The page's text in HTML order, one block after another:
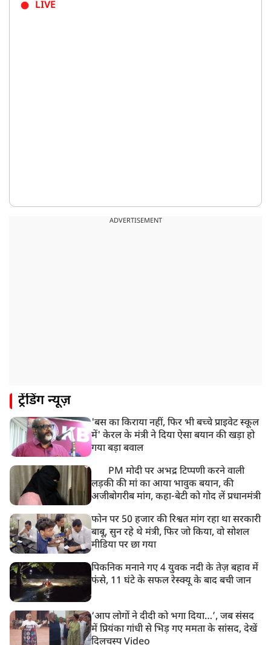
LIVE
ADVERTISEMENT
ट्रेंडिंग न्यूज़
'बस का किराया नहीं, फिर भी बच्चे प्राइवेट स्कूल
में' केरल के मंत्री ने दिया ऐसा बयान की खड़ा हो
गया बड़ा बवाल
PM मोदी पर अभद्र टिप्पणी करने वाली
लड़की की मां का आया भावुक बयान, की
अजीबोगरीब मांग, कहा-बेटी को गोद लें प्रधानमंत्री
फोन पर 50 हजार की रिश्वत मांग रहा था सरकारी
बाबू, सुन रहे थे मंत्री, फिर जो किया, वो सोशल
मीडिया पर छा गया
पिकनिक मनाने गए 4 युवक नदी के तेज़ बहाव में
फंसे, 11 घंटे के सफल रेस्क्यू के बाद बची जान
‘आप लोगों ने दीदी को भगा दिया…’, जब संसद
में प्रियंका गांधी से भिड़ गए ममता के सांसद, देखें
दिलचस्प Video